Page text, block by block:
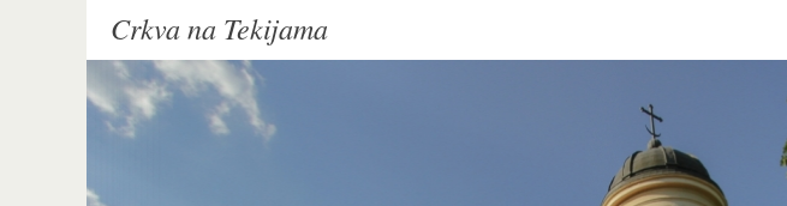
Crkva na Tekijama